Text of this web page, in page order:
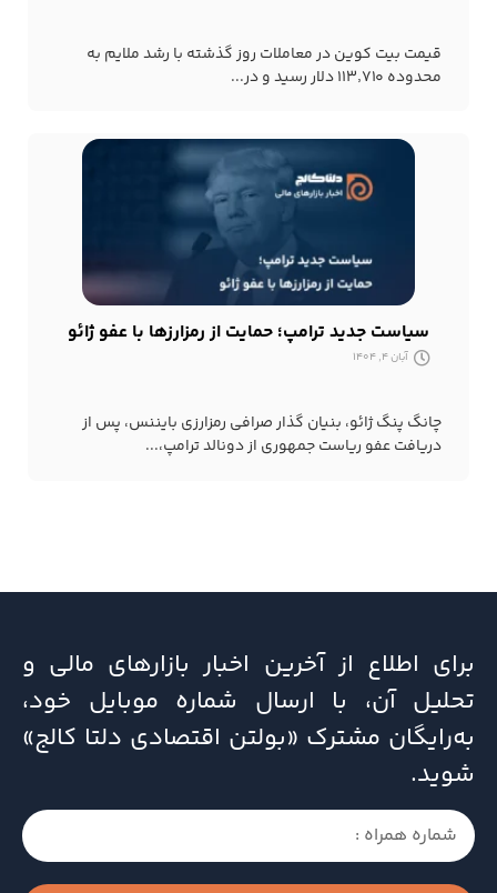
قیمت بیت کوین در معاملات روز گذشته با رشد ملایم به
محدوده ۱۱۳٬۷۱۰ دلار رسید و در...
سیاست جدید ترامپ؛ حمایت از رمزارزها با عفو ژائو
آبان 4, 1404
چانگ پنگ ژائو، بنیان گذار صرافی رمزارزی بایننس، پس از
دریافت عفو ریاست جمهوری از دونالد ترامپ،...
برای اطلاع از آخرین اخبار بازارهای مالی و
تحلیل آن، با ارسال شماره موبایل خود،
به‌رایگان مشترک «بولتن اقتصادی دلتا کالج»
شوید.